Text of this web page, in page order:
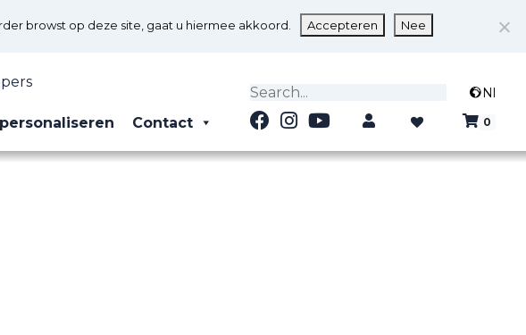
Contact
Nl
0
browst op deze site, gaat u hiermee akkoord. Accepteren Nee